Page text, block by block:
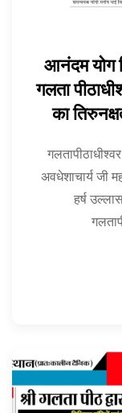
आनंदम योग
गलता
का
अवधेशाचार्य जी
हर्ष